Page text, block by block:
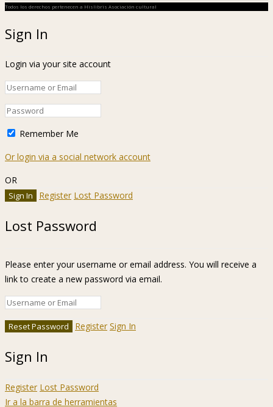
Todos los derechos pertenecen a Hislibris Asociación cultural
Sign In
Login via your site account
Remember Me
Or login via a social network account
OR
Register Lost Password
Lost Password
Please enter your username or email address. You will receive a
link to create a new password via email.
Register Sign In
Sign In
Register Lost Password
Ir a la barra de herramientas